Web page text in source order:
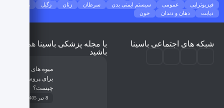
فیزیوتراپی
عمومی سیستم ایمنی بدن سرطان زنان زگیل
ریه
دیابت
دهان و دندان خون
شبکه های اجتماعی باسینا
با مجله پزشکی باسینا همراه
باشید
میوه های مضر
برای پروستات
چیست؟
8 تیر 1405